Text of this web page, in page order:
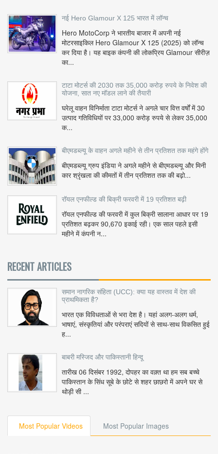
नई Hero Glamour X 125 भारत में लॉन्च
Hero MotoCorp ने भारतीय बाजार में अपनी नई
मोटरसाइकिल Hero Glamour X 125 (2025) को लॉन्च
कर दिया है। यह बाइक कंपनी की लोकप्रिय Glamour सीरीज़
का...
टाटा मोटर्स की 2030 तक 35,000 करोड़ रुपये के निवेश की
योजना, सात नए मॉडल लाने की तैयारी
घरेलू वाहन विनिर्माता टाटा मोटर्स ने अगले चार वित्त वर्षों में 30
उत्पाद गतिविधियों पर 33,000 करोड़ रुपये से लेकर 35,000
क...
बीएमडब्ल्यू के वाहन अगले महीने से तीन प्रतिशत तक महंगे होंगे
बीएमडब्ल्यू ग्रुप इंडिया ने अगले महीने से बीएमडब्ल्यू और मिनी
कार श्रृंखला की कीमतों में तीन प्रतिशत तक की बढ़ो...
रॉयल एनफील्ड की बिक्री फरवरी में 19 प्रतिशत बढ़ी
रॉयल एनफील्ड की फरवरी में कुल बिक्री सालाना आधार पर 19
प्रतिशत बढ़कर 90,670 इकाई रही। एक साल पहले इसी
महीने में कंपनी न...
RECENT ARTICLES
समान नागरिक संहिता (UCC): क्या यह वास्तव में देश की
प्राथमिकता है?
भारत एक विविधताओं से भरा देश है। यहां अलग-अलग धर्म,
भाषाएं, संस्कृतियां और परंपराएं सदियों से साथ-साथ विकसित हुई
ह...
बाबरी मस्जिद और पाकिस्तानी हिन्दू
तारीख 06 दिसंबर 1992, दोपहर का वक़्त था हम सब बच्चे
पाकिस्तान के सिंध सूबे के छोटे से शहर छाछरो में अपने घर से
थोड़ी सी ...
Most Popular Videos Most Popular Images